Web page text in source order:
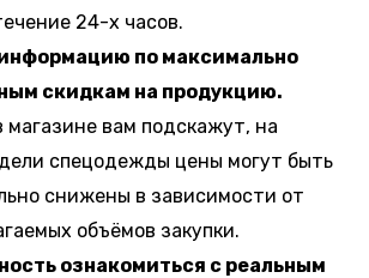
24-х часов.
по максимально
скидкам на продукцию.
магазине вам подскажут, на
спецодежды цены могут быть
снижены в зависимости от
объёмов закупки.
ознакомиться с реальным